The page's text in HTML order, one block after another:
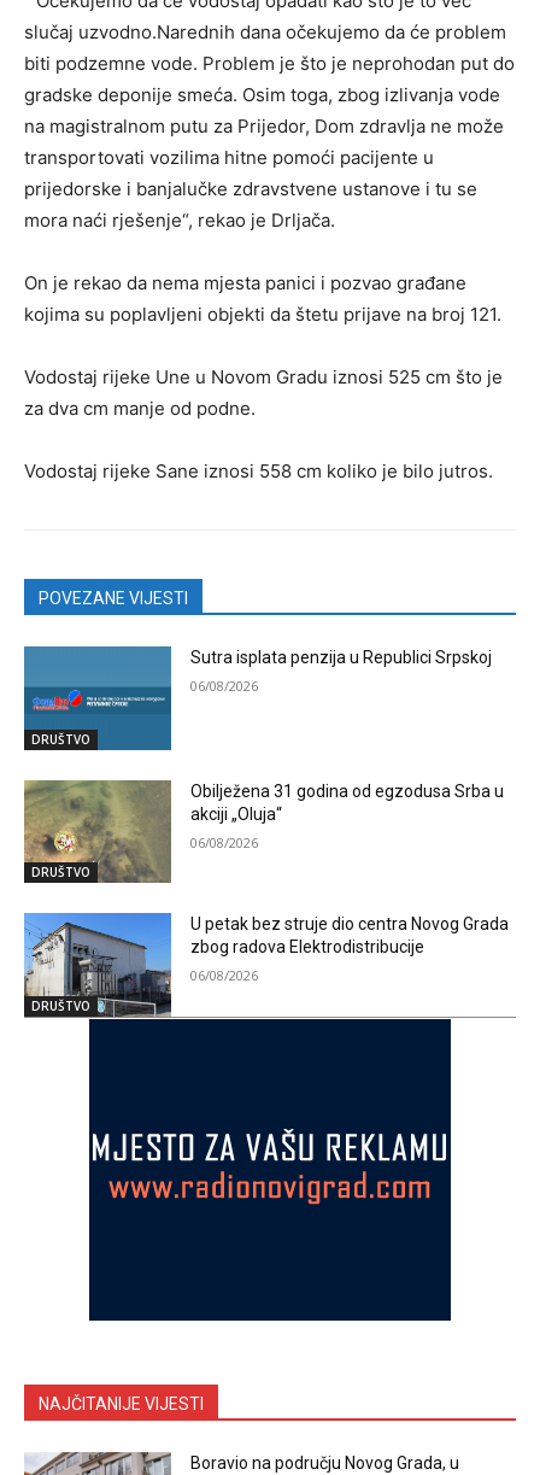
slučaj uzvodno.Narednih dana očekujemo da će problem
biti podzemne vode. Problem je što je neprohodan put do
gradske deponije smeća. Osim toga, zbog izlivanja vode
na magistralnom putu za Prijedor, Dom zdravlјa ne može
transportovati vozilima hitne pomoći pacijente u
prijedorske i banjalučke zdravstvene ustanove i tu se
mora naći rješenje“, rekao je Drlјača.
On je rekao da nema mjesta panici i pozvao građane
kojima su poplavlјeni objekti da štetu prijave na broj 121.
Vodostaj rijeke Une u Novom Gradu iznosi 525 cm što je
za dva cm manje od podne.
Vodostaj rijeke Sane iznosi 558 cm koliko je bilo jutros.
POVEZANE VIJESTI
DRUŠTVO
Sutra isplata penzija u Republici Srpskoj
06/08/2026
DRUŠTVO
Obilježena 31 godina od egzodusa Srba u
akciji „Oluja“
06/08/2026
DRUŠTVO
U petak bez struje dio centra Novog Grada
zbog radova Elektrodistribucije
06/08/2026
NAJČITANIJE VIJESTI
Boravio na području Novog Grada, u